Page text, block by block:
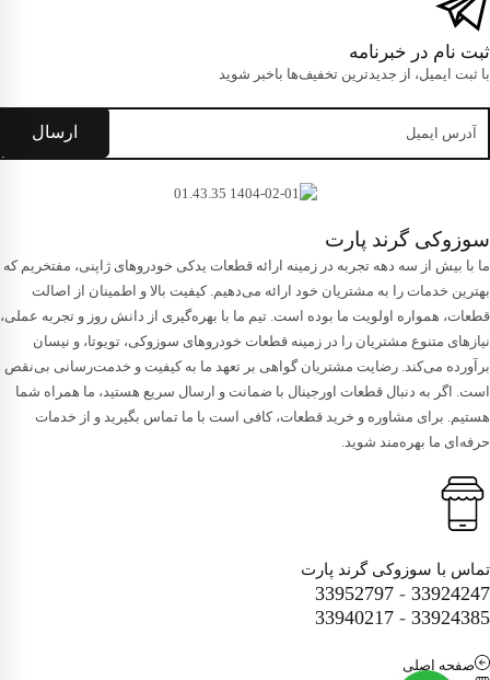
ثبت نام در خبرنامه
با ثبت ایمیل، از جدید‌ترین تخفیف‌ها با‌خبر شوید
سوزوکی گرند پارت
ما با بیش از سه دهه تجربه در زمینه ارائه قطعات یدکی خودروهای ژاپنی، مفتخریم که
بهترین خدمات را به مشتریان خود ارائه می‌دهیم. کیفیت بالا و اطمینان از اصالت
قطعات، همواره اولویت ما بوده است. تیم ما با بهره‌گیری از دانش روز و تجربه عملی،
نیازهای متنوع مشتریان را در زمینه قطعات خودروهای سوزوکی، تویوتا، و نیسان
برآورده می‌کند. رضایت مشتریان گواهی بر تعهد ما به کیفیت و خدمت‌رسانی بی‌نقص
است. اگر به دنبال قطعات اورجینال با ضمانت و ارسال سریع هستید، ما همراه شما
هستیم. برای مشاوره و خرید قطعات، کافی است با ما تماس بگیرید و از خدمات
حرفه‌ای ما بهره‌مند شوید.
تماس با سوزوکی گرند پارت
33924247
-
33952797
33924385
-
33940217
صفحه اصلی